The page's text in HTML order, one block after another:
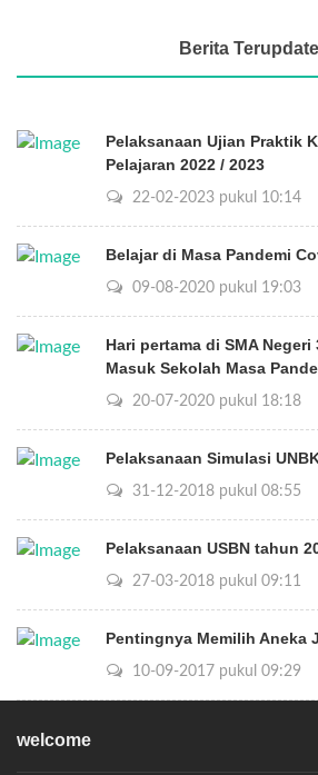
Berita Terupdate
Pelaksanaan Ujian Praktik
Pelajaran 2022 / 2023
22-02-2023 pukul 10:14
Belajar di Masa Pandemi
09-08-2020 pukul 19:03
Hari pertama di SMA
Masuk Sekolah Masa
20-07-2020 pukul 18:18
Pelaksanaan Simulasi
31-12-2018 pukul 08:55
Pelaksanaan USBN tahun
27-03-2018 pukul 09:11
Pentingnya Memilih Aneka
10-09-2017 pukul 09:29
welcome